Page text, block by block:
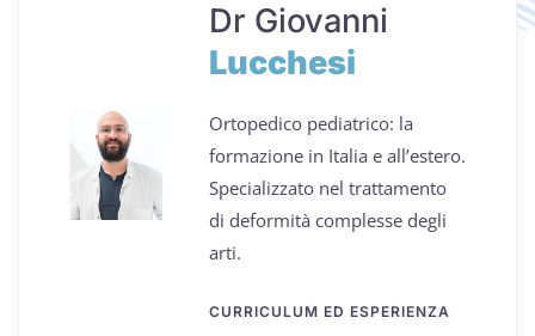
Dr Giovanni
Lucchesi
Ortopedico pediatrico: la
formazione in Italia e all’estero.
Specializzato nel trattamento
di deformità complesse degli
arti.
CURRICULUM ED ESPERIENZA